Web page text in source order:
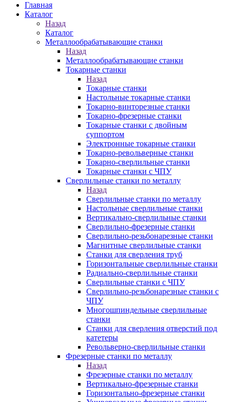
Главная
Каталог
Назад
Каталог
Металлообрабатывающие станки
Назад
Металлообрабатывающие станки
Токарные станки
Назад
Токарные станки
Настольные токарные станки
Токарно-винторезные станки
Токарно-фрезерные станки
Токарные станки с двойным
суппортом
Электронные токарные станки
Токарно-револьверные станки
Токарно-сверлильные станки
Токарные станки с ЧПУ
Сверлильные станки по металлу
Назад
Сверлильные станки по металлу
Настольные сверлильные станки
Вертикально-сверлильные станки
Сверлильно-фрезерные станки
Сверлильно-резьбонарезные станки
Магнитные сверлильные станки
Станки для сверления труб
Горизонтальные сверлильные станки
Радиально-сверлильные станки
Сверлильные станки с ЧПУ
Сверлильно-резьбонарезные станки с
ЧПУ
Многошпиндельные сверлильные
станки
Станки для сверления отверстий под
катетеры
Револьверно-сверлильные станки
Фрезерные станки по металлу
Назад
Фрезерные станки по металлу
Вертикально-фрезерные станки
Горизонтально-фрезерные станки